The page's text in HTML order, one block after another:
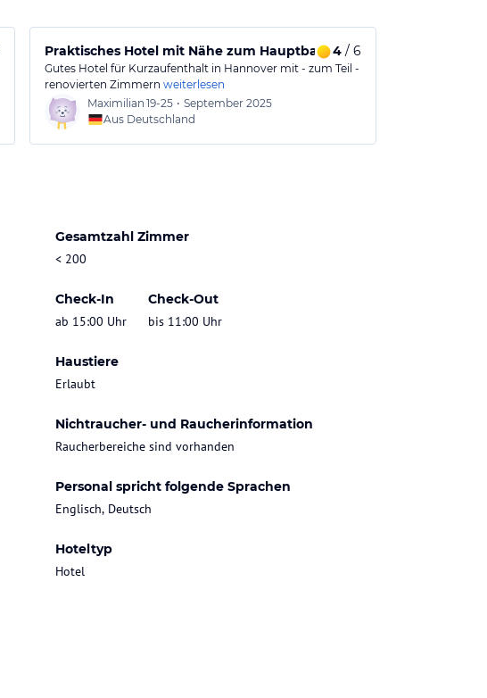
Praktisches Hotel mit Nähe zum Hauptbahnhof
4/ 6
Gutes Hotel für Kurzaufenthalt in Hannover mit - zum Teil -
renovierten Zimmern weiterlesen
Maximilian 19-25 • September 2025
Aus Deutschland
Gesamtzahl Zimmer
< 200
Check-In
ab 15:00 Uhr
Check-Out
bis 11:00 Uhr
Haustiere
Erlaubt
Nichtraucher- und Raucherinformation
Raucherbereiche sind vorhanden
Personal spricht folgende Sprachen
Englisch, Deutsch
Hoteltyp
Hotel